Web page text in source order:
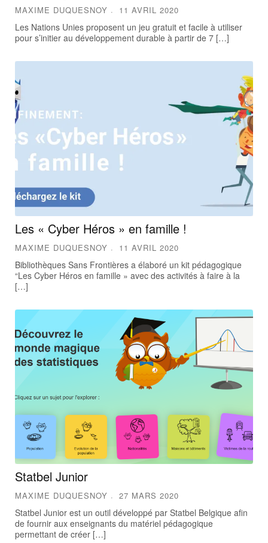
MAXIME DUQUESNOY 11 AVRIL 2020
Les Nations Unies proposent un jeu gratuit et facile à utiliser
pour s’initier au développement durable à partir de 7 […]
Les « Cyber Héros » en famille !
MAXIME DUQUESNOY 11 AVRIL 2020
Bibliothèques Sans Frontières a élaboré un kit pédagogique
“Les Cyber Héros en famille » avec des activités à faire à la
[…]
Statbel Junior
MAXIME DUQUESNOY 27 MARS 2020
Statbel Junior est un outil développé par Statbel Belgique afin
de fournir aux enseignants du matériel pédagogique
permettant de créer […]